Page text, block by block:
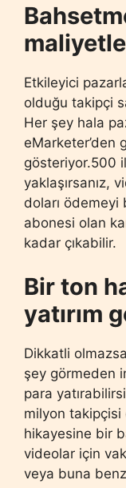
Etkileyici
olduğu takipçi
Her şey hala
eMarketer’den
gösteriyor.500
yaklaşırsanız,
doları ödemeyi
abonesi olan
kadar çıkabilir.
Bir ton
yatırım
Dikkatli
şey görmeden
para
milyon takipçisi
hikayesine bir
videolar için
veya buna